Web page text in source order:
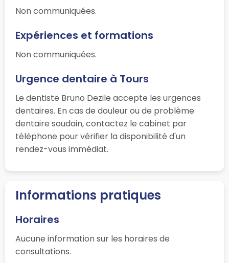
Non communiquées.
Expériences et formations
Non communiquées.
Urgence dentaire à Tours
Le dentiste Bruno Dezile accepte les urgences
dentaires. En cas de douleur ou de problème
dentaire soudain, contactez le cabinet par
téléphone pour vérifier la disponibilité d'un
rendez-vous immédiat.
Informations pratiques
Horaires
Aucune information sur les horaires de
consultations.